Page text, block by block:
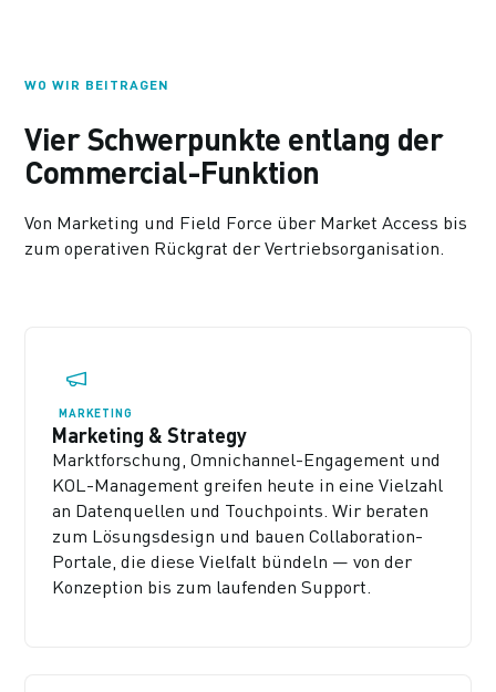
WO WIR BEITRAGEN
Vier Schwerpunkte entlang der
Commercial-Funktion
Von Marketing und Field Force über Market Access bis
zum operativen Rückgrat der Vertriebsorganisation.
MARKETING
Marketing & Strategy
Marktforschung, Omnichannel-Engagement und
KOL-Management greifen heute in eine Vielzahl
an Datenquellen und Touchpoints. Wir beraten
zum Lösungsdesign und bauen Collaboration-
Portale, die diese Vielfalt bündeln — von der
Konzeption bis zum laufenden Support.